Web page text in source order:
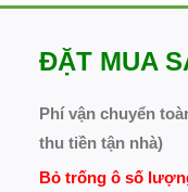
ĐẶT MUA
Phí vận chuyển
thu tiền tận nhà)
Bỏ trống ô số